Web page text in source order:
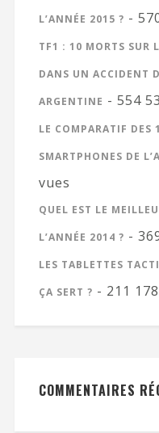
L’ANNÉE 2015 ? -
TF1 : 10 MORTS SUR
DANS UN ACCIDENT
ARGENTINE - 554
LE COMPARATIF DES
SMARTPHONES DE
vues
QUEL EST LE
L’ANNÉE 2014 ? -
LES TABLETTES
ÇA SERT ? - 211
COMMENTAIRES